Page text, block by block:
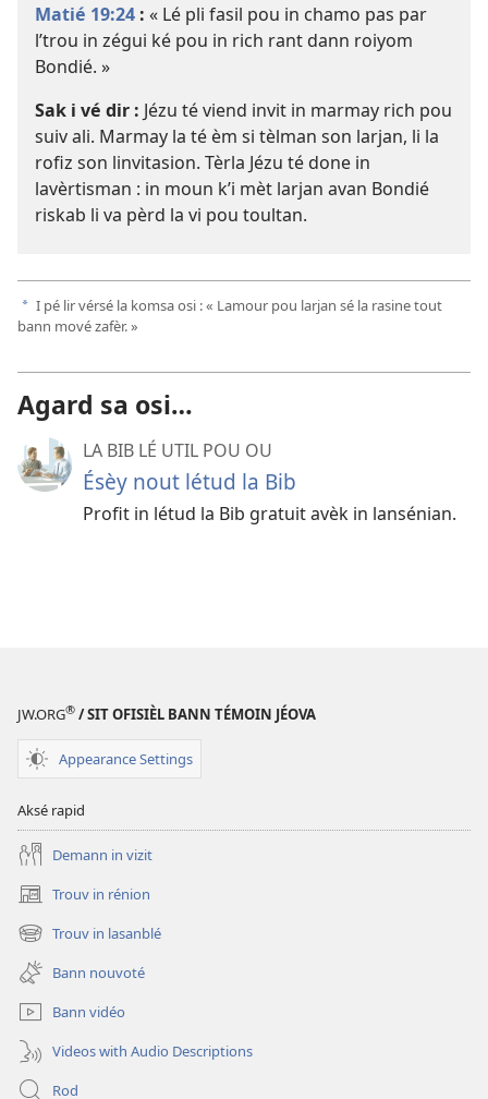
Matié 19:24 : « Lé pli fasil pou in chamo pas par
l’trou in zégui ké pou in rich rant dann roiyom
Bondié. »
Sak i vé dir : Jézu té viend invit in marmay rich pou
suiv ali. Marmay la té èm si tèlman son larjan, li la
rofiz son linvitasion. Tèrla Jézu té done in
lavèrtisman : in moun k’i mèt larjan avan Bondié
riskab li va pèrd la vi pou toultan.
a I pé lir vérsé la komsa osi : « Lamour pou larjan sé la rasine tout
bann mové zafèr. »
Agard sa osi…
LA BIB LÉ UTIL POU OU
Ésèy nout létud la Bib
Profit in létud la Bib gratuit avèk in lansénian.
JW.ORG® / SIT OFISIÈL BANN TÉMOIN JÉOVA
Appearance Settings
Aksé rapid
Demann in vizit
Trouv in rénion
(opens
new
window)
Trouv in lasanblé
(opens
new
window)
Bann nouvoté
Bann vidéo
Videos with Audio Descriptions
Rod